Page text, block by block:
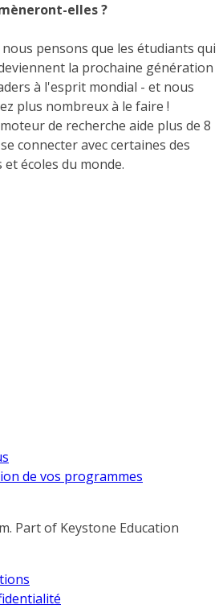
elles ?
pensons que les étudiants qui
la prochaine génération
à l'esprit mondial - et nous
plus nombreux à le faire !
de recherche aide plus de 8
connecter avec certaines des
écoles du monde.
de vos programmes
Part of Keystone Education